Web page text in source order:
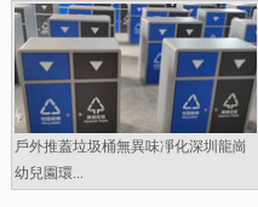
戶外推蓋垃圾桶無異味凈化深圳龍崗
幼兒園環...